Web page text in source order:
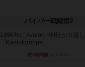
パイパー戦闘団2
1996年にAvalon Hill社が出版
『Kampfgruppe...
約2時間前